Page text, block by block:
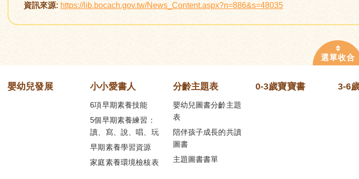
資訊來源: https://lib.bocach.gov.tw/News_Content.aspx?n=886&s=48035
嬰幼兒發展 小小愛書人
6項早期素養技能
5個早期素養練習：
讀、寫、說、唱、玩
早期素養學習資源
家庭素養環境檢核表
分齡主題表
嬰幼兒圖書分齡主題
表
陪伴孩子成長的共讀
圖書
主題圖書書單
0-3歲寶寶書 3-6